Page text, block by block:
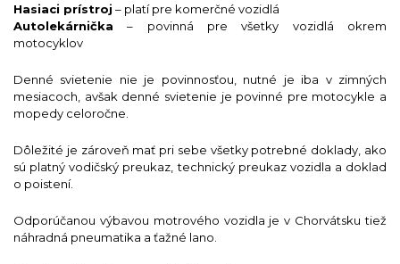
Hasiaci prístroj – platí pre komerčné vozidlá
Autolekárnička – povinná pre všetky vozidlá okrem
motocyklov
Denné svietenie nie je povinnosťou, nutné je iba v zimných
mesiacoch, avšak denné svietenie je povinné pre motocykle a
mopedy celoročne.
Dôležité je zároveň mať pri sebe všetky potrebné doklady, ako
sú platný vodičský preukaz, technický preukaz vozidla a doklad
o poistení.
Odporúčanou výbavou motrového vozidla je v Chorvátsku tiež
náhradná pneumatika a ťažné lano.